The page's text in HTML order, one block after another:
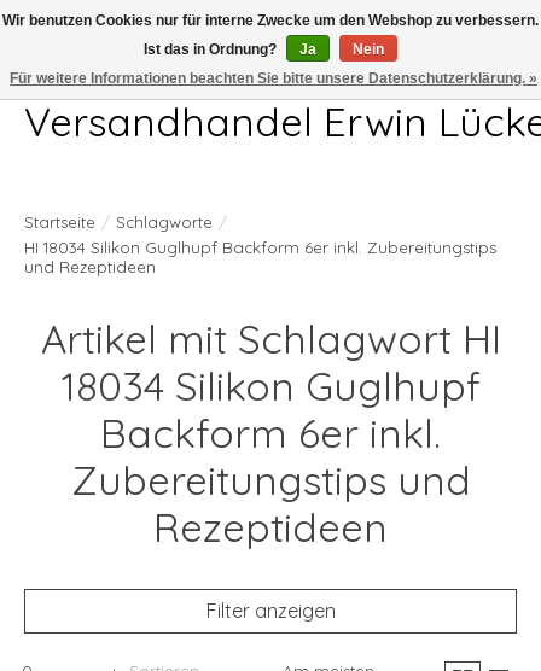
Telefon 04407 715872 MO-DO 7.00-17.00Uhr FR 7.00-13.00Uhr
Versandhandel Erwin
Startseite / Schlagworte /
HI 18034 Silikon Guglhupf Backform 6er inkl. Zubereitungstips
und Rezeptideen
Artikel mit Schlagwort HI
18034 Silikon Guglhupf
Backform 6er inkl.
Zubereitungstips und
Rezeptideen
Filter anzeigen
Wir benutzen Cookies nur für interne Zwecke um den Webshop zu verbessern.
Ist das in Ordnung?
Ja
Nein
Für weitere Informationen beachten Sie bitte unsere Datenschutzerklärung. »